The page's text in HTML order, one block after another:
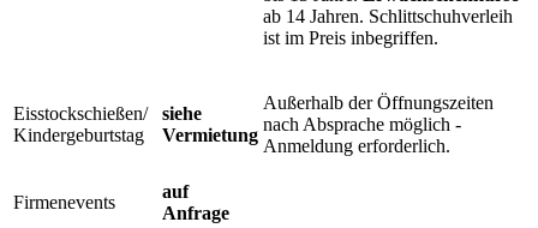
ab 14 Jahren. Schlittschuhverleih
ist im Preis inbegriffen.
Eisstockschießen/
Kindergeburtstag
siehe
Vermietung
Außerhalb der Öffnungszeiten
nach Absprache möglich -
Anmeldung erforderlich.
Firmenevents
auf
Anfrage